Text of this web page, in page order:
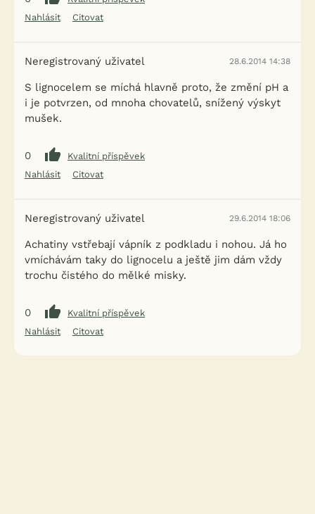
Nahlásit
Citovat
Neregistrovaný uživatel 28.6.2014 14:38
S lignocelem se míchá hlavně proto, že změní pH a
i je potvrzen, od mnoha chovatelů, snížený výskyt
mušek.
0
Kvalitní příspěvek
Nahlásit
Citovat
Neregistrovaný uživatel 29.6.2014 18:06
Achatiny vstřebají vápník z podkladu i nohou. Já ho
vmíchávám taky do lignocelu a ještě jim dám vždy
trochu čistého do mělké misky.
0
Kvalitní příspěvek
Nahlásit
Citovat